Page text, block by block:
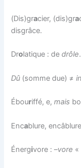
(Dis)gracier, (dis)gra
disgrâce.
Drolatique : dedrôle.
Dû (somme due) ≠
Ébouriffé, e, mais
Encablure,
Énergivore : –vore «